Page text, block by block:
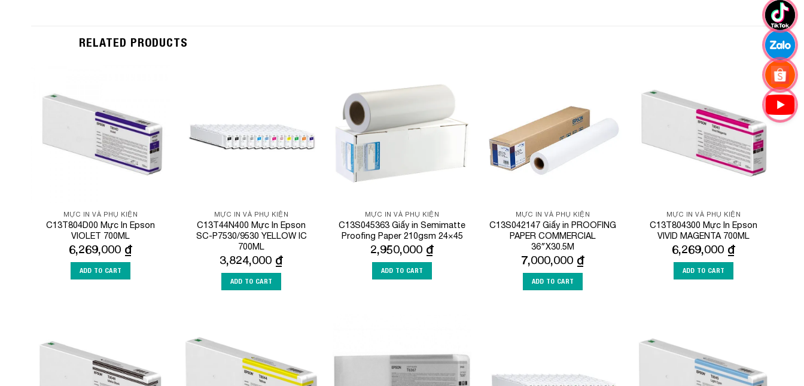
RELATED PRODUCTS
MỰC IN VÀ PHỤ KIỆN
C13T804D00 Mực In Epson
VIOLET 700ML
6,269,000 ₫
ADD TO CART
MỰC IN VÀ PHỤ KIỆN
C13T44N400 Mực In Epson
SC-P7530/9530 YELLOW IC
700ML
3,824,000 ₫
ADD TO CART
MỰC IN VÀ PHỤ KIỆN
C13S045363 Giấy in Semimatte
Proofing Paper 210gsm 24×45
2,950,000 ₫
ADD TO CART
MỰC IN VÀ PHỤ KIỆN
C13S042147 Giấy in PROOFING
PAPER COMMERCIAL
36″X30.5M
7,000,000 ₫
ADD TO CART
Wishlist
MỰC IN VÀ PHỤ KIỆN
C13T804300 Mực In Epson
VIVID MAGENTA 700ML
6,269,000 ₫
ADD TO CART
Wishlist